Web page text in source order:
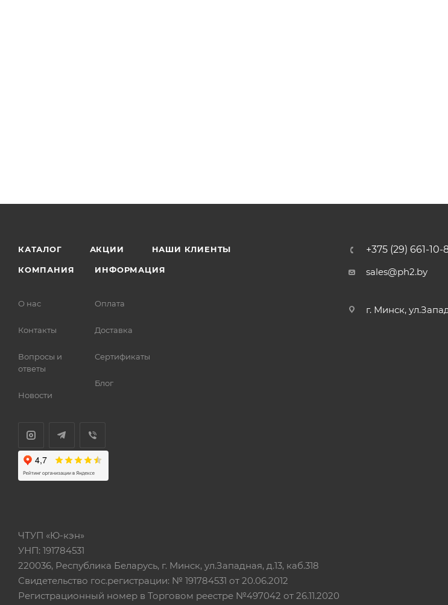
КАТАЛОГ АКЦИИ НАШИ КЛИЕНТЫ
КОМПАНИЯ
О нас
Контакты
Вопросы и
ответы
Новости
ИНФОРМАЦИЯ
Оплата
Доставка
Сертификаты
Блог
+375 (29) 661-10-
sales@ph2.by
г. Минск,
ЧТУП «Ю-кэн»
УНП: 191784531
220036, Республика Беларусь, г. Минск, ул.Западная, д.13, каб.318
Свидетельство гос.регистрации: № 191784531 от 20.06.2012
Регистрационный номер в Торговом реестре №497042 от 26.11.2020